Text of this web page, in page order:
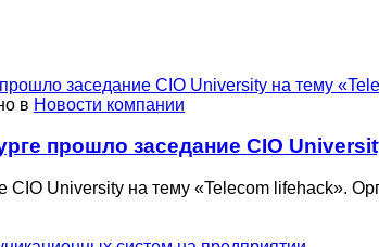
в Новости компании
прошло заседание CIO
CIO University на тему «Telecom lifehack».